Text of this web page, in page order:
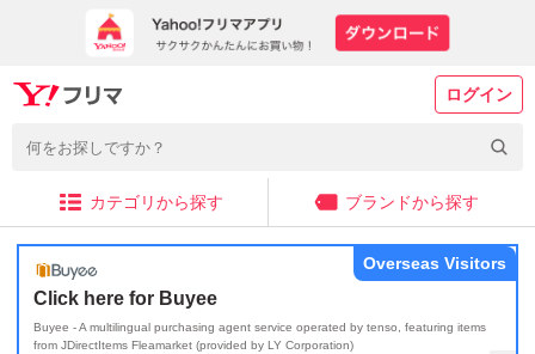
ログイン
カテゴリから探す ブランドから探す
Click here for Buyee
Buyee - A multilingual purchasing agent service operated by tenso, featuring items
from JDirectItems Fleamarket (provided by LY Corporation)
Overseas Visitors